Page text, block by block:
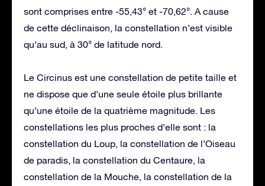
sont comprises entre -55,43° et -70,62°. A cause
de cette déclinaison, la constellation n’est visible
qu’au sud, à 30° de latitude nord.
Le Circinus est une constellation de petite taille et
ne dispose que d’une seule étoile plus brillante
qu’une étoile de la quatrième magnitude. Les
constellations les plus proches d’elle sont : la
constellation du Loup, la constellation de l’Oiseau
de paradis, la constellation du Centaure, la
constellation de la Mouche, la constellation de la